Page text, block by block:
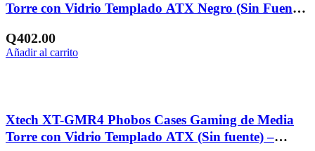
Torre con Vidrio Templado ATX Negro (Sin Fuente)
Q402.00
Añadir al carrito
Xtech XT-GMR4 Phobos Cases Gaming de Media
Torre con Vidrio Templado ATX (Sin fuente) –